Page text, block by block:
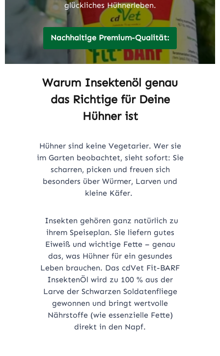
glückliches Hühnerleben.
Nachhaltige Premium-Qualität:
Warum Insektenöl genau
das Richtige für Deine
Hühner ist
Hühner sind keine Vegetarier. Wer sie
im Garten beobachtet, sieht sofort: Sie
scharren, picken und freuen sich
besonders über Würmer, Larven und
kleine Käfer.
Insekten gehören ganz natürlich zu
ihrem Speiseplan. Sie liefern gutes
Eiweiß und wichtige Fette – genau
das, was Hühner für ein gesundes
Leben brauchen. Das cdVet Fit-BARF
InsektenÖl wird zu 100 % aus der
Larve der Schwarzen Soldatenfliege
gewonnen und bringt wertvolle
Nährstoffe (wie essenzielle Fette)
direkt in den Napf.